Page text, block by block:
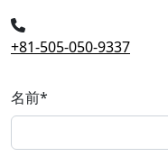
+81-505-050-9337
名前*